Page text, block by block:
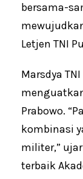
bersama-
Letjen TNI
Marsdya
Prabowo.
kombinasi
militer,”
terbaik